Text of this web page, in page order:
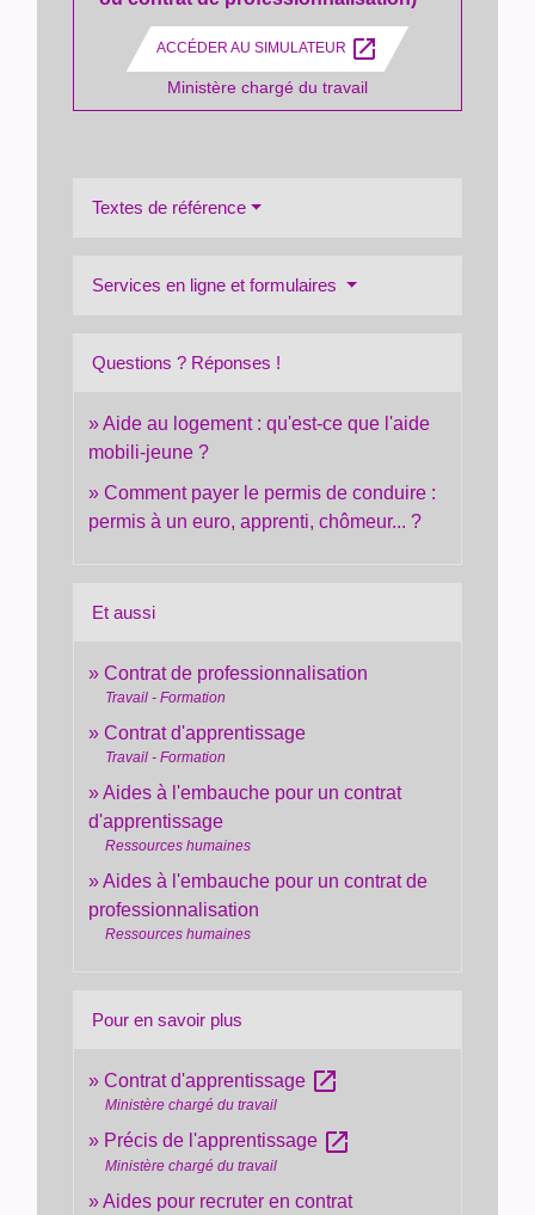
ACCÉDER AU SIMULATEUR open_in_new
Ministère chargé du travail
Textes de référence
Services en ligne et formulaires
Questions ? Réponses !
Aide au logement : qu'est-ce que l'aide
mobili-jeune ?
Comment payer le permis de conduire :
permis à un euro, apprenti, chômeur... ?
Et aussi
Contrat de professionnalisation
Travail - Formation
Contrat d'apprentissage
Travail - Formation
Aides à l'embauche pour un contrat
d'apprentissage
Ressources humaines
Aides à l'embauche pour un contrat de
professionnalisation
Ressources humaines
Pour en savoir plus
Contrat d'apprentissage open_in_new
Ministère chargé du travail
Précis de l'apprentissage open_in_new
Ministère chargé du travail
Aides pour recruter en contrat